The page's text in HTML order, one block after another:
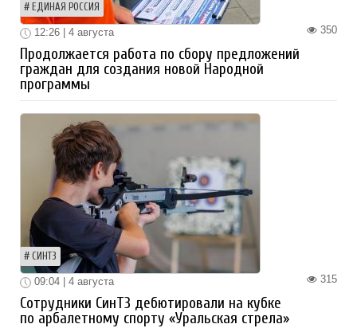
ЕДИНАЯ РОССИЯ
350
12:26 | 4 августа
Продолжается работа по сбору предложений
граждан для создания новой Народной
программы
СИНТЗ
315
09:04 | 4 августа
Сотрудники СинТЗ дебютировали на кубке
по арбалетному спорту «Уральская стрела»